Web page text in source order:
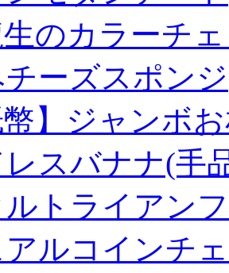
生のカラーチ
ーズスポンジ
幣】ジャンボ
スバナナ(手
ルトライアン
アルコインチ